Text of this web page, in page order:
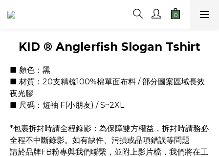
KID ® Anglerfish Slogan Tshirt
■ 顏色：黑
■ 材質：20支精梳100%棉單面布料 / 部分圖案區域長效
夜光膠
■ 尺碼：短袖 F(小朋友) / S~2XL
*包裹拆封時請全程錄影：為保障雙方權益，拆封時請務必
全程不中斷錄影。如有缺件、污損或品項錯誤等問題
請於品牌FB粉專與我們聯繫，並附上影片檔，我們將在工